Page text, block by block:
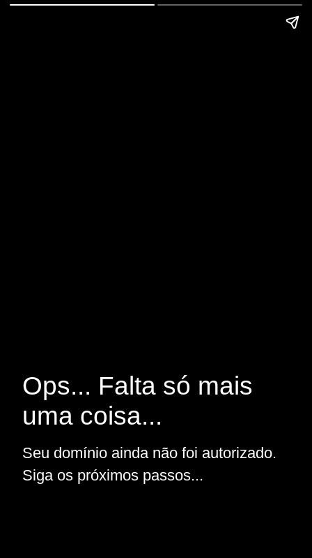
Ops... Falta só mais
uma coisa...
Seu domínio ainda não foi autorizado.
Siga os próximos passos...